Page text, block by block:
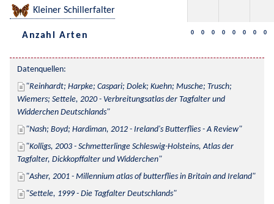
Kleiner Schillerfalter
Anzahl Arten 0 0 0 0 0 0 0 0
Datenquellen:
Reinhardt; Harpke; Caspari; Dolek; Kuehn; Musche; Trusch;
Wiemers; Settele, 2020 - Verbreitungsatlas der Tagfalter und
Widderchen Deutschlands
Nash; Boyd; Hardiman, 2012 - Ireland's Butterflies - A Review
Kolligs, 2003 - Schmetterlinge Schleswig-Holsteins, Atlas der
Tagfalter, Dickkopffalter und Widderchen
Asher, 2001 - Millennium atlas of butterflies in Britain and Ireland
Settele, 1999 - Die Tagfalter Deutschlands